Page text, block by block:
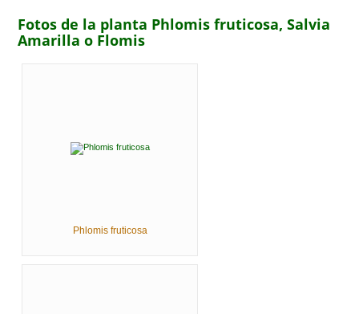
Fotos de la planta Phlomis fruticosa, Salvia
Amarilla o Flomis
Phlomis fruticosa